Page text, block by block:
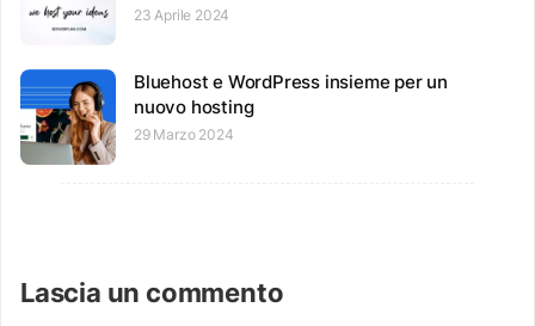
23 Aprile 2024
Bluehost e WordPress insieme per un
nuovo hosting
29 Marzo 2024
Lascia un commento